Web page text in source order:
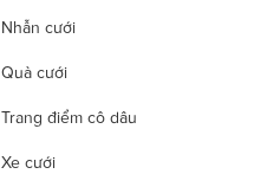
Nhẫn cưới
Quà cưới
Trang điểm cô dâu
Xe cưới